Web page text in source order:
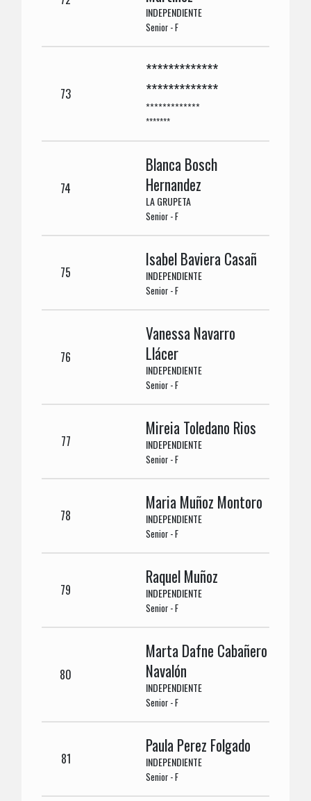
INDEPENDIENTE
Senior - F
73
*************
*************
*************
*******
74
Blanca Bosch
Hernandez
LA GRUPETA
Senior - F
75
Isabel Baviera Casañ
INDEPENDIENTE
Senior - F
76
Vanessa Navarro
Llácer
INDEPENDIENTE
Senior - F
77
Mireia Toledano Rios
INDEPENDIENTE
Senior - F
78
Maria Muñoz Montoro
INDEPENDIENTE
Senior - F
79
Raquel Muñoz
INDEPENDIENTE
Senior - F
80
Marta Dafne Cabañero
Navalón
INDEPENDIENTE
Senior - F
81
Paula Perez Folgado
INDEPENDIENTE
Senior - F